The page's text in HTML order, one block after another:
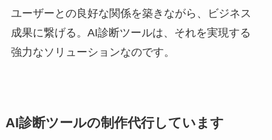
ユーザーとの良好な関係を築きながら、ビジネス
成果に繋げる。AI診断ツールは、それを実現する
強力なソリューションなのです。
AI診断ツールの制作代行しています